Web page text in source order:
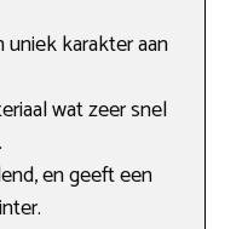
uniek karakter aan
wat zeer snel
en geeft een